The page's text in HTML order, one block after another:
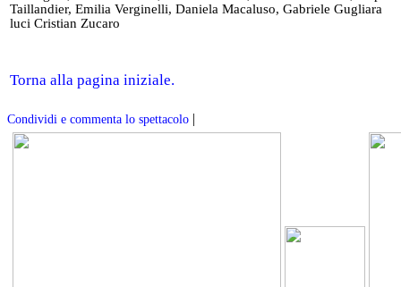
Taillandier, Emilia Verginelli, Daniela Macaluso, Gabriele Gugliara
luci Cristian Zucaro
Torna alla pagina iniziale.
Condividi e commenta lo spettacolo |